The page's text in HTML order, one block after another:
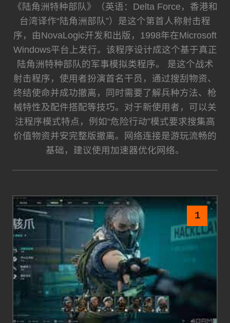
《陆角洲特种部队》（英语：Delta Force，香港和
台湾译作“陆角洲部队”）是这个第首人称射击程
序，由NovaLogic开发和出版，1998年在Microsoft
Windows平台上发行。该程序设计成这个基于真正
陆角洲特种部队的军事模拟类程序。 是这个战术
射击程序，使用者扮演首名干员，通过搜刮物资、
终结使命并成功撤离，同时需要了解兵种方法、枪
械特性及配件搭配等技巧。对于新使用者，可以关
注程序模式特点，例如“危险行动”模式要求搜集高
价值物资并安完整版撤离。网络连接是游玩流畅的
基础，建议使用加速器优化网络。
1